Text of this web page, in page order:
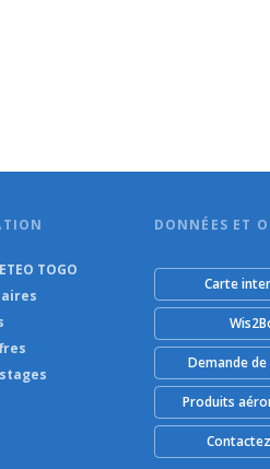
TOGO
DONNÉES ET
Carte
Demande
Produits